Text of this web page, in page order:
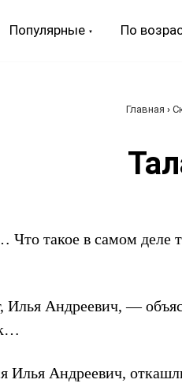
Популярные По
Главная ›
такое в самом деле
Андреевич, —
Андреевич,